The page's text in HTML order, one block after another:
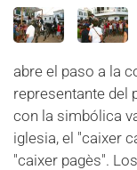
abre el paso a la
representante del
con la simbólica
iglesia, el "caixer
"caixer pagès".